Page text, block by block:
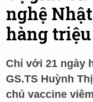
nghệ
hàng
Chỉ với 21 ngày
GS.TS Huỳnh
chủ vaccine